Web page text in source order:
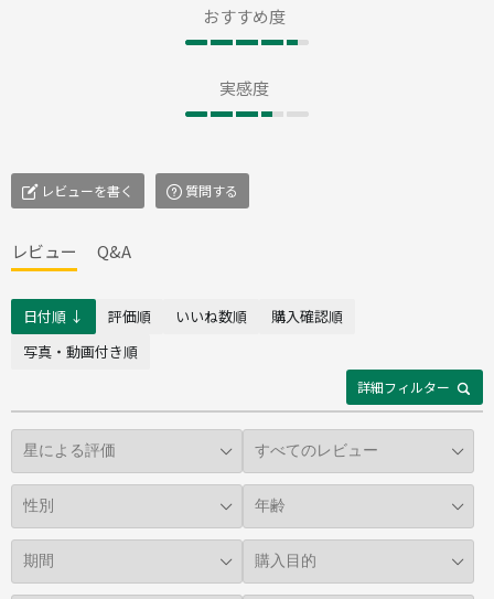
おすすめ度
実感度
レビューを書く 質問する
レビュー Q&A
詳細フィルター
日付順 ↓ 評価順 いいね数順
購入確認順
写真・動画付き順